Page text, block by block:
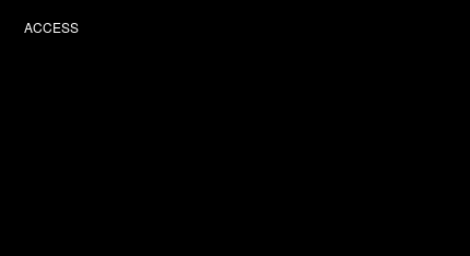
ACCESS